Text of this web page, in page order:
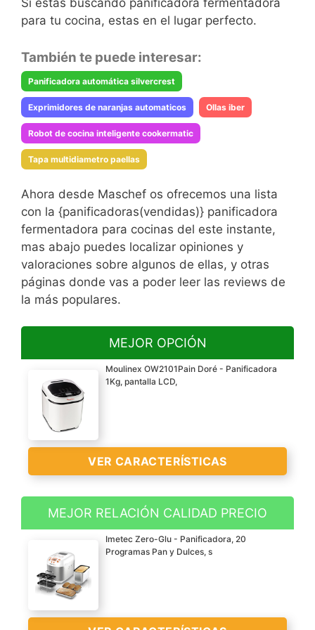
Si estas buscando panificadora fermentadora
para tu cocina, estas en el lugar perfecto.
También te puede interesar:
Panificadora automática silvercrest
Exprimidores de naranjas automaticos Ollas iber
Robot de cocina inteligente cookermatic
Tapa multidiametro paellas
Ahora desde Maschef os ofrecemos una lista
con la {panificadoras(vendidas)} panificadora
fermentadora para cocinas del este instante,
mas abajo puedes localizar opiniones y
valoraciones sobre algunos de ellas, y otras
páginas donde vas a poder leer las reviews de
la más populares.
MEJOR OPCIÓN
Moulinex OW2101Pain Doré - Panificadora
1Kg, pantalla LCD,
VER CARACTERÍSTICAS
Panificadora con 12
programas automáticos
para hacer delicioso pan
casero, bizcochos, masas
pizza y pasta, mermelada
y crema de avena, así
MEJOR RELACIÓN CALIDAD PRECIO
Imetec Zero-Glu - Panificadora, 20
Programas Pan y Dulces, s